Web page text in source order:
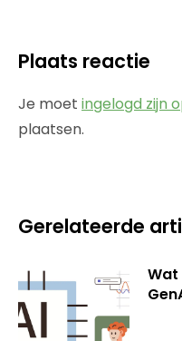
Plaats reactie
Je moet ingelogd zijn
plaatsen.
Gerelateerde
Wat